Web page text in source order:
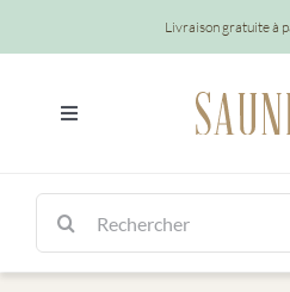
au
Livraison gratuite à
Toggle
Chocolats
Rechercher: